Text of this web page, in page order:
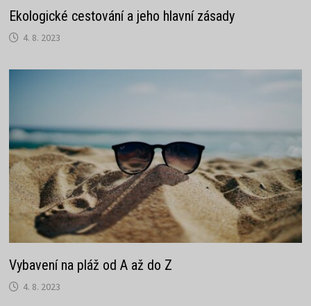
Ekologické cestování a jeho hlavní zásady
4. 8. 2023
Vybavení na pláž od A až do Z
4. 8. 2023